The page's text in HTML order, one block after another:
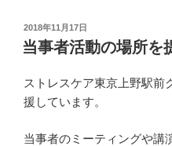
投
稿
日:
2018年11月17日
当事者活動の場所を
ストレスケア東京上野駅前
援しています。
当事者のミーティングや講